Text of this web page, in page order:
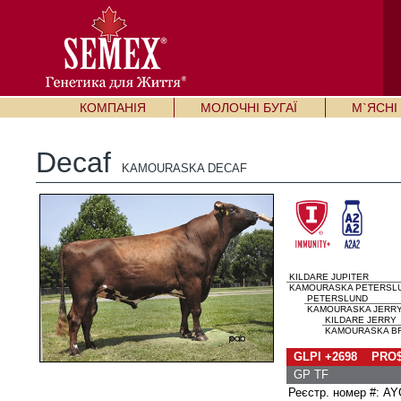
КОМПАНІЯ МОЛОЧНІ БУГАЇ М`ЯСНІ
Decaf KAMOURASKA DECAF
KILDARE JUPITER
KAMOURASKA
PETERSLUND
KAMOURASKA
KILDARE JERRY
KAMOURASKA
GLPI +2698
GP TF
Реєстр. номер #: